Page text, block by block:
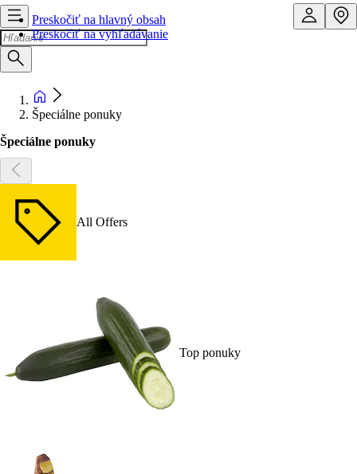
Preskočiť na hlavný obsah
Preskočiť na vyhľadávanie
Špeciálne ponuky
Špeciálne ponuky
All Offers
Top ponuky